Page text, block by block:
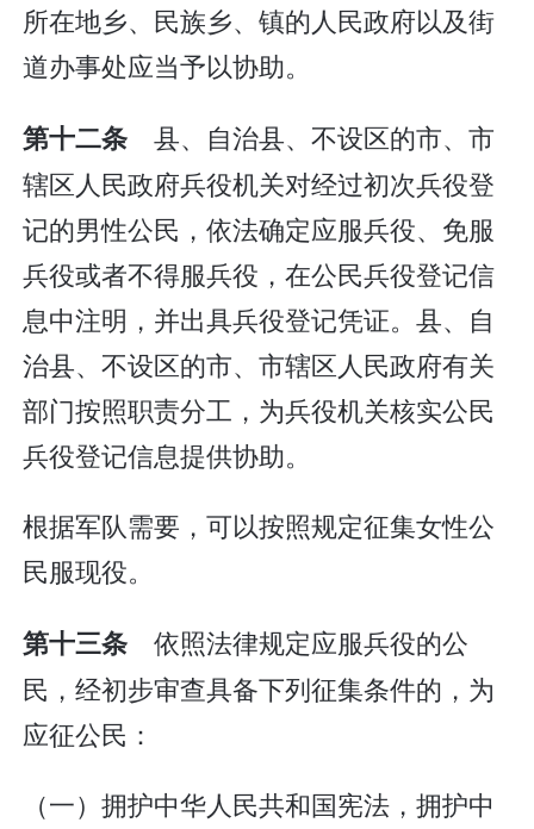
所在地乡、民族乡、镇的人民政府以及街
道办事处应当予以协助。
第十二条 县、自治县、不设区的市、市
辖区人民政府兵役机关对经过初次兵役登
记的男性公民，依法确定应服兵役、免服
兵役或者不得服兵役，在公民兵役登记信
息中注明，并出具兵役登记凭证。县、自
治县、不设区的市、市辖区人民政府有关
部门按照职责分工，为兵役机关核实公民
兵役登记信息提供协助。
根据军队需要，可以按照规定征集女性公
民服现役。
第十三条 依照法律规定应服兵役的公
民，经初步审查具备下列征集条件的，为
应征公民：
（一）拥护中华人民共和国宪法，拥护中